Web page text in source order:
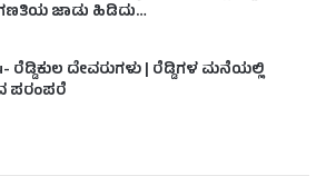
ಜಾಡು ಹಿಡಿದು…
ರೆಡ್ಡಿಕುಲ ದೇವರುಗಳು | ರೆಡ್ಡಿಗಳ ಮನೆಯಲ್ಲಿ
ಪರಂಪರೆ